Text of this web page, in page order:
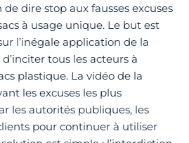
dire stop aux fausses excuses
à usage unique. Le but est
l’inégale application de la
tous les acteurs à
plastique. La vidéo de la
les excuses les plus
les autorités publiques, les
pour continuer à utiliser